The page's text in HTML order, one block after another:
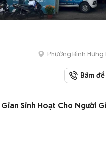
Phường Bình Hưng
Bấm để
Sinh Hoạt Cho Người